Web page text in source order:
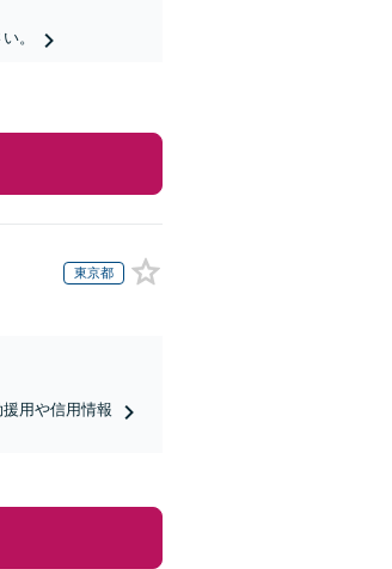
。
東京都
用や信用情報